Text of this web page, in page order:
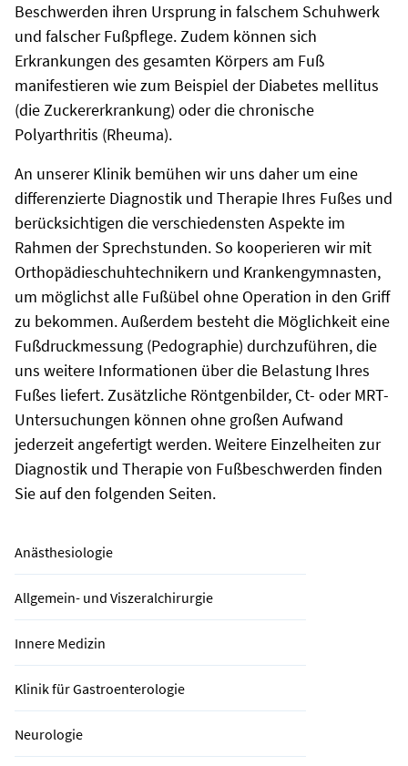
Anästhesiologie
Allgemein- und Viszeralchirurgie
Innere Medizin
Klinik für Gastroenterologie
Neurologie
Beschwerden ihren Ursprung in falschem Schuhwerk
und falscher Fußpflege. Zudem können sich
Erkrankungen des gesamten Körpers am Fuß
manifestieren wie zum Beispiel der Diabetes mellitus
(die Zuckererkrankung) oder die chronische
Polyarthritis (Rheuma).
An unserer Klinik bemühen wir uns daher um eine
differenzierte Diagnostik und Therapie Ihres Fußes und
berücksichtigen die verschiedensten Aspekte im
Rahmen der Sprechstunden. So kooperieren wir mit
Orthopädieschuhtechnikern und Krankengymnasten,
um möglichst alle Fußübel ohne Operation in den Griff
zu bekommen. Außerdem besteht die Möglichkeit eine
Fußdruckmessung (Pedographie) durchzuführen, die
uns weitere Informationen über die Belastung Ihres
Fußes liefert. Zusätzliche Röntgenbilder, Ct- oder MRT-
Untersuchungen können ohne großen Aufwand
jederzeit angefertigt werden. Weitere Einzelheiten zur
Diagnostik und Therapie von Fußbeschwerden finden
Sie auf den folgenden Seiten.